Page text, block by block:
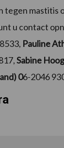
tegen mastitis
u contact
Pauline
Sabine
06-2046